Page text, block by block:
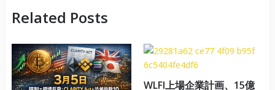
Related Posts
WLFI上場企業計画、15億